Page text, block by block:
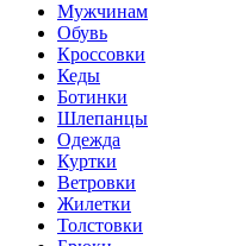
Мужчинам
Обувь
Кроссовки
Кеды
Ботинки
Шлепанцы
Одежда
Куртки
Ветровки
Жилетки
Толстовки